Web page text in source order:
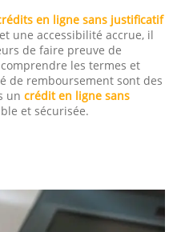
en ligne sans justificatif
une accessibilité accrue, il
de faire preuve de
les termes et
de remboursement sont des
un crédit en ligne sans
et sécurisée.